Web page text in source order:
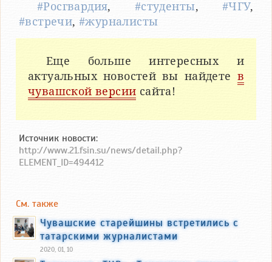
#Росгвардия, #студенты, #ЧГУ,
#встречи,#журналисты
Еще больше интересных и
актуальных новостей вы найдете в
чувашской версии сайта!
Источник новости:
http://www.21.fsin.su/news/detail.php?
ELEMENT_ID=494412
См. также
Чувашские старейшины встретились с
татарскими журналистами
2020, 01, 10